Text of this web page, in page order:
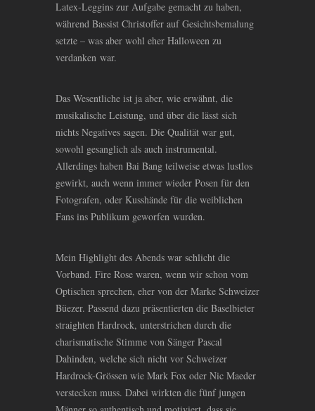
Latex-Leggins zur Aufgabe gemacht zu haben,
während Bassist Christoffer auf Gesichtsbemalung
setzte – was aber wohl eher Halloween zu
verdanken war.
Das Wesentliche ist ja aber, wie erwähnt, die
musikalische Leistung, und über die lässt sich
nichts Negatives sagen. Die Qualität war gut,
sowohl gesanglich als auch instrumental.
Allerdings haben Bai Bang teilweise etwas lustlos
gewirkt, auch wenn immer wieder Posen für den
Fotografen, oder Kusshände für die weiblichen
Fans ins Publikum geworfen wurden.
Mein Highlight des Abends war schlicht die
Vorband. Fire Rose waren, wenn wir schon vom
Optischen sprechen, eher von der Marke Schweizer
Büezer. Passend dazu präsentierten die Baselbieter
straighten Hardrock, unterstrichen durch die
charismatische Stimme von Sänger Pascal
Dahinden, welche sich nicht vor Schweizer
Hardrock-Grössen wie Mark Fox oder Nic Maeder
verstecken muss. Dabei wirkten die fünf jungen